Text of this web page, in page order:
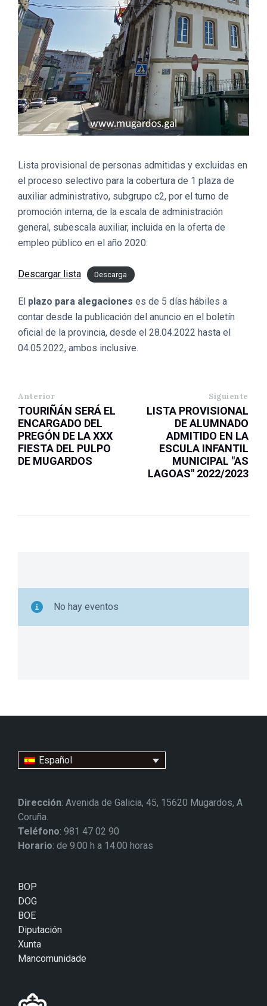
Lista provisional de personas admitidas y excluidas en
el proceso selectivo para la cobertura de 1 plaza de
auxiliar administrativo, subgrupo c2, por el turno de
promoción interna, de la escala de administración
general, subescala auxiliar, incluida en la oferta de
empleo público en el año 2020:
Descargar lista Descarga
El plazo para alegaciones es de 5 días hábiles a
contar desde la publicación del anuncio en el boletín
oficial de la provincia, desde el 28.04.2022 hasta el
04.05.2022, ambos inclusive.
Anterior
TOURIÑÁN SERÁ EL
ENCARGADO DEL
PREGÓN DE LA XXX
FIESTA DEL PULPO
DE MUGARDOS
Siguiente
LISTA PROVISIONAL
DE ALUMNADO
ADMITIDO EN LA
ESCULA INFANTIL
MUNICIPAL "AS
LAGOAS" 2022/2023
No hay eventos
Español
Dirección: Avenida de Galicia, 45, 15620 Mugardos, A
Coruña.
Teléfono: 981 47 02 90
Horario: de 9.00 h a 14.00 horas
BOP
DOG
BOE
Diputación
Xunta
Mancomunidade